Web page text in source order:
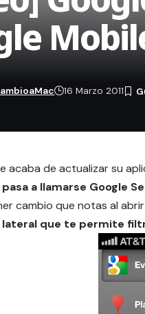
16 Marzo 2011
acaba de actualizar su
pasa a llamarse Google
cambio que notas al
lateral que te permite